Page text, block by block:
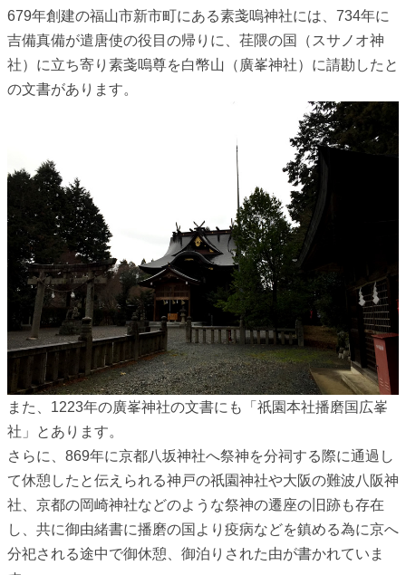
679年創建の福山市新市町にある素戔嗚神社には、734年に
吉備真備が遣唐使の役目の帰りに、荏隈の国（スサノオ神
社）に立ち寄り素戔嗚尊を白幣山（廣峯神社）に請勘したと
の文書があります。
また、1223年の廣峯神社の文書にも「祇園本社播磨国広峯
社」とあります。
さらに、869年に京都八坂神社へ祭神を分祠する際に通過し
て休憩したと伝えられる神戸の祇園神社や大阪の難波八阪神
社、京都の岡崎神社などのような祭神の遷座の旧跡も存在
し、共に御由緒書に播磨の国より疫病などを鎮める為に京へ
分祀される途中で御休憩、御泊りされた由が書かれていま